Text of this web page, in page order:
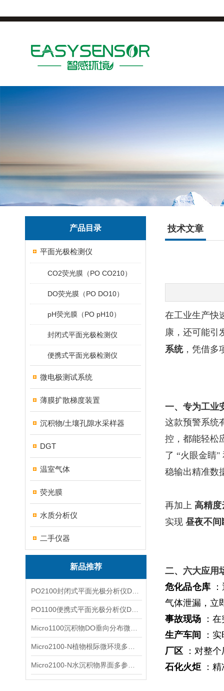
产品目录
平面光极检测仪
CO2荧光膜（PO CO210）
DO荧光膜（PO DO10）
pH荧光膜（PO pH10）
封闭式平面光极检测仪
便携式平面光极检测仪
微电极测试系统
薄膜扩散梯度装置
沉积物/土壤孔隙水采样器
DGT
温室气体
荧光膜
水质分析仪
二手仪器
新品推荐
技术文章
在工业生产快
康，还可能引
系统，凭借多
一、专为工业
这款预警系统
控，都能轻松
了 “火眼金睛"
稳输出精准数
再加上 高精度
实现 昼夜不间
二、六大应用
危化品仓库
气体泄漏，立
事故现场
：
生产车间
：
厂区
：对整
石化火炬 ：